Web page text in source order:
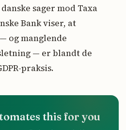
danske sager mod Taxa
Bank viser, at
og manglende
— er blandt de
praksis.
this for you